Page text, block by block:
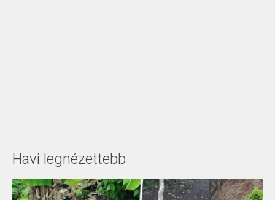
Havi legnézettebb